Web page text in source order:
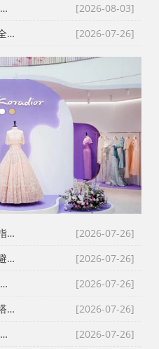
[2026-08-03]
2026成都活动策划公司深度测评｜政企采购甄选靠谱会务庆典服务商指南
[2026-07-26]
成都活动策划公司选型推荐与全品类服务项目详解｜开业庆典/搭建/演艺/避坑攻略
[2026-07-26]
成都活动策划公司全赛道选型指南：8家主流服务商深度测评与避坑攻略
[2026-07-26]
成都活动策划公司选型推荐与避坑指南｜靠谱排名与全品类服务攻略
[2026-07-26]
成都活动策划公司2026全攻略：靠谱服务商选型推荐+落地避坑指南
[2026-07-26]
成都活动策划公司排名｜庆典搭建演艺全服务靠谱选型攻略
[2026-07-26]
四川有哪些口碑好的 成都活动策划公司，活动执行/会议会务/发布会/同学会/文艺晚会